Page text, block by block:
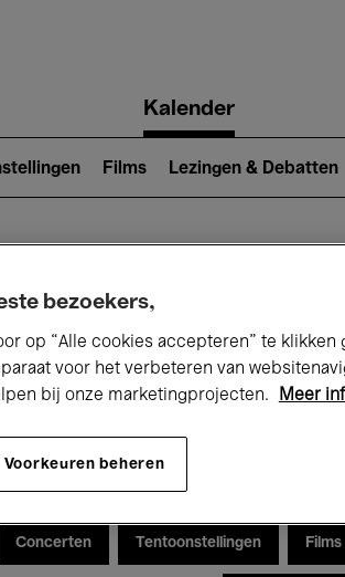
navigationKalender
Films Lezingen & Debatten
Vandaag
Vrijdag 07 -
Concerten Tentoonstellingen Films
bezoekers,
op “Alle cookies accepteren” te
voor het verbeteren van
bij onze marketingprojecten.
Meer
Voorkeuren beheren